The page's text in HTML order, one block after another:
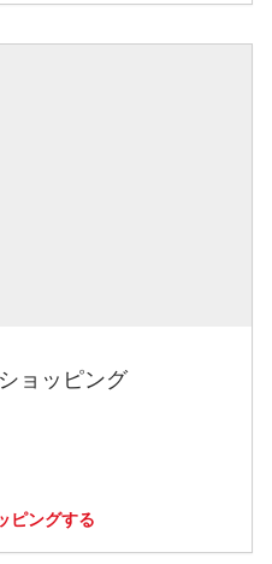
ョッピング
ピングする